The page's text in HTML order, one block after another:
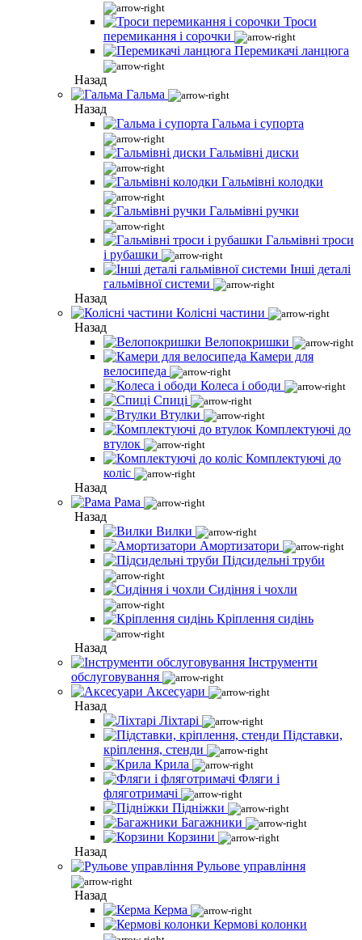
Троси
перемикання і сорочки
Перемикачі ланцюга
Назад
Гальма
Назад
Гальма і супорта
Гальмівні диски
Гальмівні колодки
Гальмівні ручки
Гальмівні троси
і рубашки
Інші деталі
гальмівної системи
Назад
Колісні частини
Назад
Велопокришки
Камери для
велосипеда
Колеса і ободи
Спиці
Втулки
Комплектуючі до
втулок
Комплектуючі до
коліс
Назад
Рама
Назад
Вилки
Амортизатори
Підсидельні труби
Сидіння і чохли
Кріплення сидінь
Назад
Інструменти
обслуговування
Аксесуари
Назад
Ліхтарі
Підставки,
кріплення, стенди
Крила
Фляги і
фляготримачі
Підніжки
Багажники
Корзини
Назад
Рульове управління
Назад
Керма
Кермові колонки